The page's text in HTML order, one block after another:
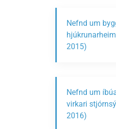
Nefnd um
2015)
Nefnd um
virkari
2016)